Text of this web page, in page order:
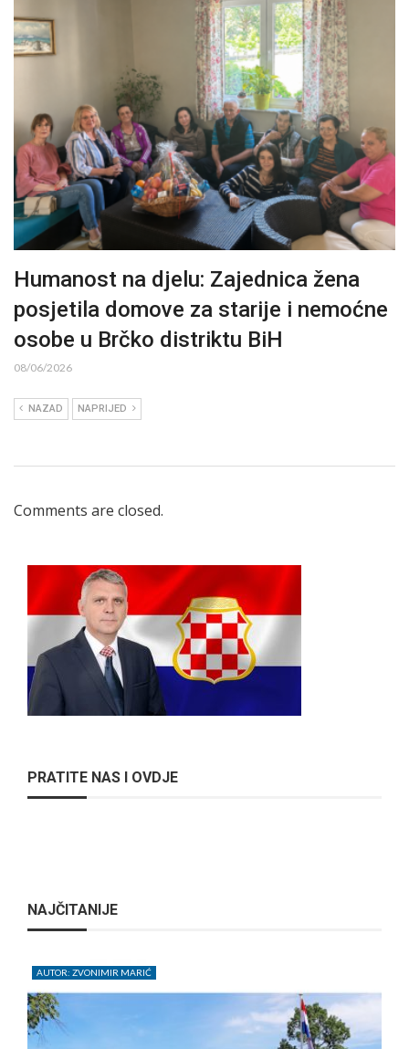
Humanost na djelu: Zajednica žena
posjetila domove za starije i nemoćne
osobe u Brčko distriktu BiH
08/06/2026
NAZAD NAPRIJED
Comments are closed.
PRATITE NAS I OVDJE
NAJČITANIJE
AUTOR: ZVONIMIR MARIĆ